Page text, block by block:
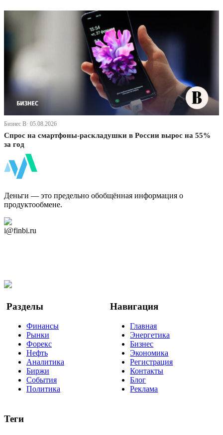
Бизнес В· 05.08.2026
Спрос на смартфоны-раскладушки в России вырос на 55%
за год
Деньги — это предельно обобщённая информация о
продуктообмене.
i@finbi.ru
Разделы
Финансы
Рынки
Форекс
Нефть
Аналитика
Биржи
События
Политика
Навигация
Главная
Энергетика
Бизнес
Экономика
Регистрация
Контакты
Блог
Реклама
Теги